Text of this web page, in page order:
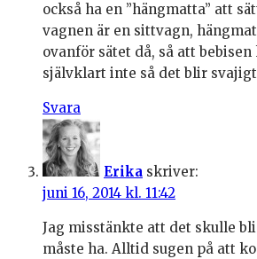
också ha en ”hängmatta” att
vagnen är en sittvagn,
ovanför sätet då, så att
självklart inte så det blir
Svara
Erika skriver:
juni 16, 2014 kl. 11:42
Jag misstänkte att det skulle
måste ha. Alltid sugen på att